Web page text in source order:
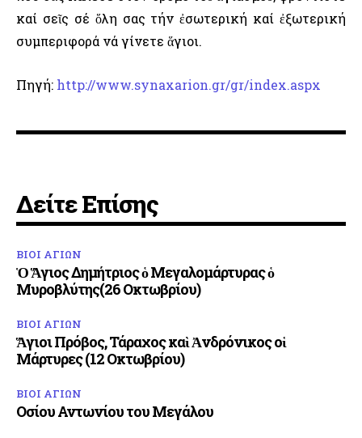
καί σεῖς σέ ὅλη σας τήν ἐσωτερική καί ἐξωτερική
συμπεριφορά νά γίνετε ἅγιοι.
Πηγή: http://www.synaxarion.gr/gr/index.aspx
Δείτε Επίσης
ΒΙΟΙ ΑΓΙΩΝ
Ὁ Ἅγιος Δημήτριος ὁ Μεγαλομάρτυρας ὁ
Μυροβλύτης(26 Οκτωβρίου)
ΒΙΟΙ ΑΓΙΩΝ
Ἅγιοι Πρόβος, Τάραχος καὶ Ἀνδρόνικος οἱ
Μάρτυρες (12 Οκτωβρίου)
ΒΙΟΙ ΑΓΙΩΝ
Οσίου Αντωνίου του Μεγάλου